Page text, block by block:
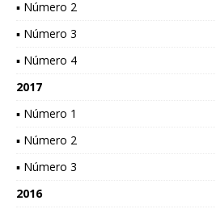
▪ Número 2
▪ Número 3
▪ Número 4
2017
▪ Número 1
▪ Número 2
▪ Número 3
2016